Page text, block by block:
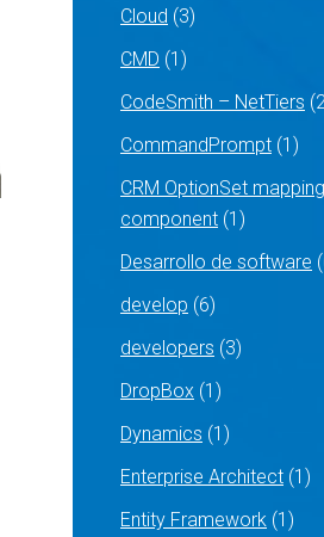
Cloud (3)
CMD (1)
CodeSmith – NetTiers
CommandPrompt (1)
CRM OptionSet mapping
component (1)
Desarrollo de software
develop (6)
developers (3)
DropBox (1)
Dynamics (1)
Enterprise Architect (1)
Entity Framework (1)